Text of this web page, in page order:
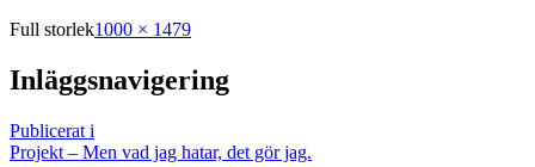
Full storlek1000 × 1479
Inläggsnavigering
Publicerat i
Projekt – Men vad jag hatar, det gör jag.